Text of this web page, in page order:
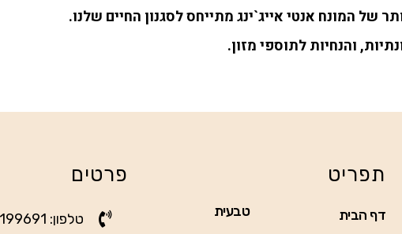
של המונח אנטי אייג`ינג מתייחס לסגנון החיים שלנו.
והנחיות לתוספי מזון.
תפריט
דף הבית
טבעית
פרטים
טלפון: 053-9199691